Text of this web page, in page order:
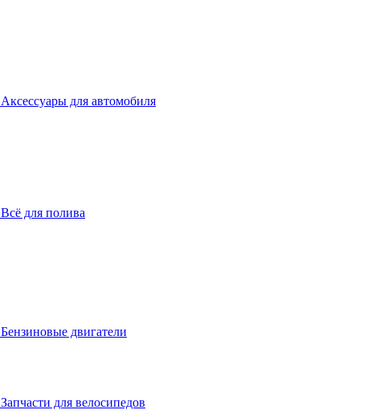
Аксессуары для автомобиля
Всё для полива
Бензиновые двигатели
Запчасти для велосипедов